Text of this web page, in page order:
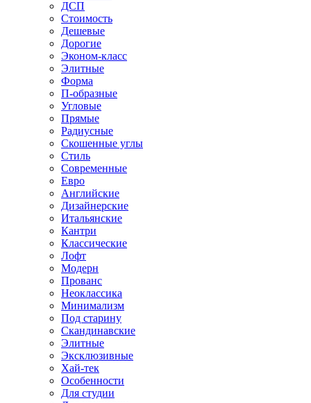
ДСП
Стоимость
Дешевые
Дорогие
Эконом-класс
Элитные
Форма
П-образные
Угловые
Прямые
Радиусные
Скошенные углы
Стиль
Современные
Евро
Английские
Дизайнерские
Итальянские
Кантри
Классические
Лофт
Модерн
Прованс
Неоклассика
Минимализм
Под старину
Скандинавские
Элитные
Эксклюзивные
Хай-тек
Особенности
Для студии